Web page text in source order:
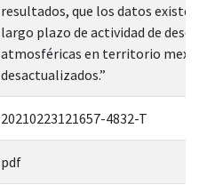
resultados, que los datos
largo plazo de actividad de
atmosféricas en territorio
desactualizados.”
20210223121657-4832-T
pdf